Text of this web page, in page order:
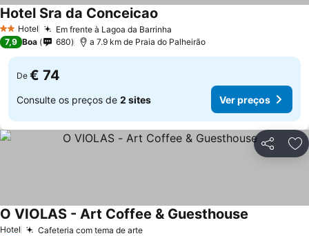
2 Estrelas
Hotel Em frente à Lagoa da Barrinha
Hotel Sra da Conceicao
7,9 Boa 680 a 7.9 km de Praia do Palheirão
De € 74
Consulte os preços de 2 sites Ver preços
Partilhar
Hotel Cafeteria com tema de arte
O VIOLAS - Art Coffee & Guesthouse